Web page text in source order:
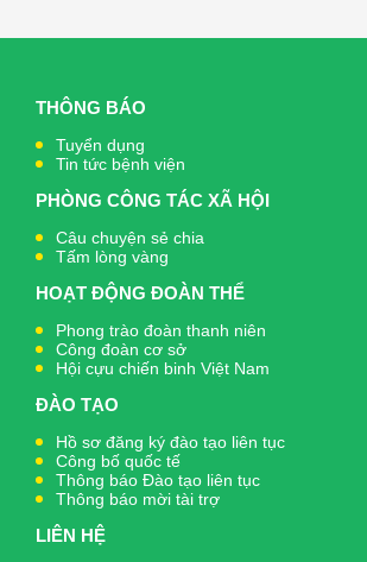
THÔNG BÁO
Tuyển dụng
Tin tức bệnh viện
PHÒNG CÔNG TÁC XÃ HỘI
Câu chuyện sẻ chia
Tấm lòng vàng
HOẠT ĐỘNG ĐOÀN THỂ
Phong trào đoàn thanh niên
Công đoàn cơ sở
Hội cựu chiến binh Việt Nam
ĐÀO TẠO
Hồ sơ đăng ký đào tạo liên tục
Công bố quốc tế
Thông báo Đào tạo liên tục
Thông báo mời tài trợ
LIÊN HỆ